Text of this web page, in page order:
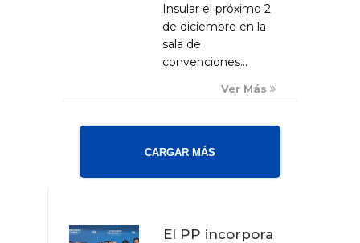
Insular el próximo 2
de diciembre en la
sala de
convenciones...
Ver Más
CARGAR MÁS
El PP incorpora